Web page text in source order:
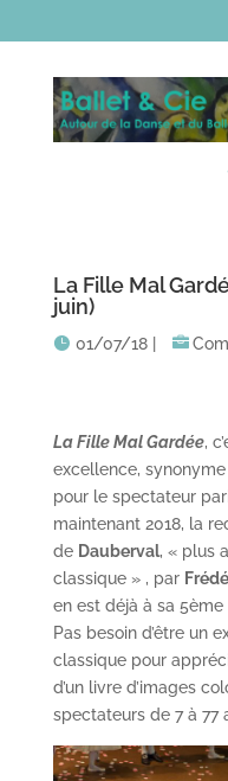
La Fille Mal
juin)
01/07/18|
La Fille Mal Gardée,
excellence,
pour le spectateur
maintenant 2018, la
de Dauberval, « plus
classique » , par
en est déjà à sa
Pas besoin d’être un
classique pour
d’un livre d’images
spectateurs de 7 à 77